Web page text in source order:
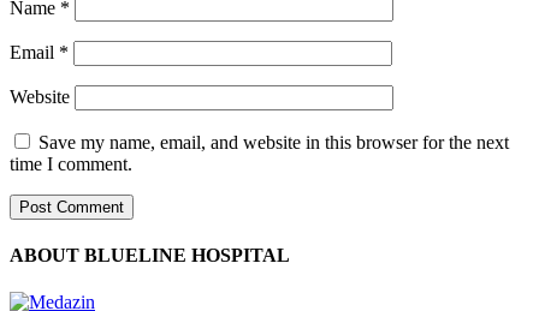
Name *
Email *
Website
Save my name, email, and website in this browser for the next
time I comment.
ABOUT BLUELINE HOSPITAL